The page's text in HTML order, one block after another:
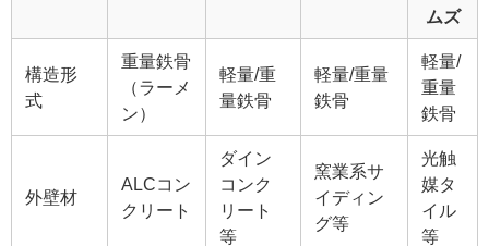
ムズ
構造形
式
重量鉄骨
（ラーメ
ン）
軽量/重
量鉄骨
軽量/重量
鉄骨
軽量/
重量
鉄骨
外壁材
ALCコン
クリート
ダイン
コンク
リート
等
窯業系サ
イディン
グ等
光触
媒タ
イル
等